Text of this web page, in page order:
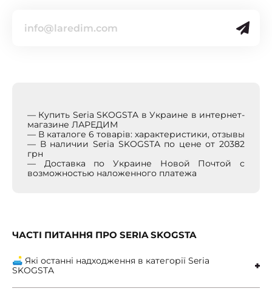
— Купить Seria SKOGSTA в Украине в интернет-
магазине ЛАРЕДИМ
— В каталоге 6 товарів: характеристики, отзывы
— В наличии Seria SKOGSTA по цене от 20382
грн
— Доставка по Украине Новой Почтой с
возможностью наложенного платежа
ЧАСТІ ПИТАННЯ ПРО SERIA SKOGSTA
🛋 Які останні надходження в категорії Seria
SKOGSTA